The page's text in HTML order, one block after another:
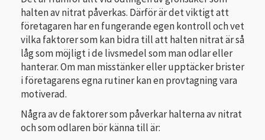
halten av nitrat påverkas. Därför är det viktigt att
företagaren har en fungerande egen kontroll och vet
vilka faktorer som kan bidra till att halten nitrat är så
låg som möjligt i de livsmedel som man odlar eller
hanterar. Om man misstänker eller upptäcker brister
i företagarens egna rutiner kan en provtagning vara
motiverad.
Några av de faktorer som påverkar halterna av nitrat
och som odlaren bör känna till är: